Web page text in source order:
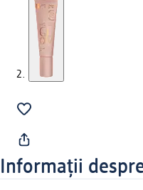
Informații